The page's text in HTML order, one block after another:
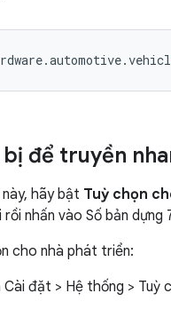
.automotive.
để truyền
hãy bật Tuỳ chọn
nhấn vào Số bản dựng
cho nhà phát triển:
Cài đặt > Hệ thống >